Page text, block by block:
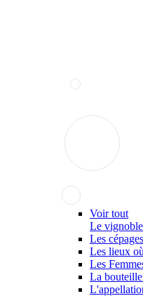
Voir tout
Le
Les cépages
Les lieux
Les
La